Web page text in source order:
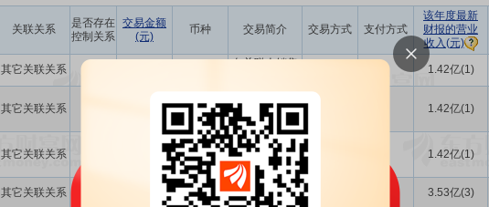
关联关系
是否存在
控制关系
交易金额
(元)
币种 交易简介 交易方式 支付方式
该年度最新
财报的营业
收入(元)
其它关联关系
向关联人销售
1.42亿(1)
其它关联关系 205.03万 人民币
向关联人销售
商品
1.42亿(1)
其它关联关系 81.43万 人民币
向关联人销售
商品
销售商品 1.42亿(1)
其它关联关系 人民币
接受关联人提
供的劳务
接受劳务 3.53亿(3)